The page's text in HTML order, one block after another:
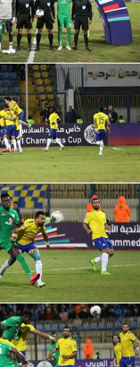
سعودي في الجول
الدوري الإنجليزي
الدوري الإسباني
دوري أبطال أوروبا
القسم الثاني
رياضات أخرى
أمم إفريقيا
كرة السلة الأمريكية
كرة سلة
كرة يد